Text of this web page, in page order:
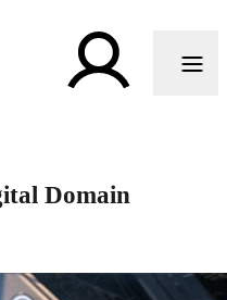
Domain